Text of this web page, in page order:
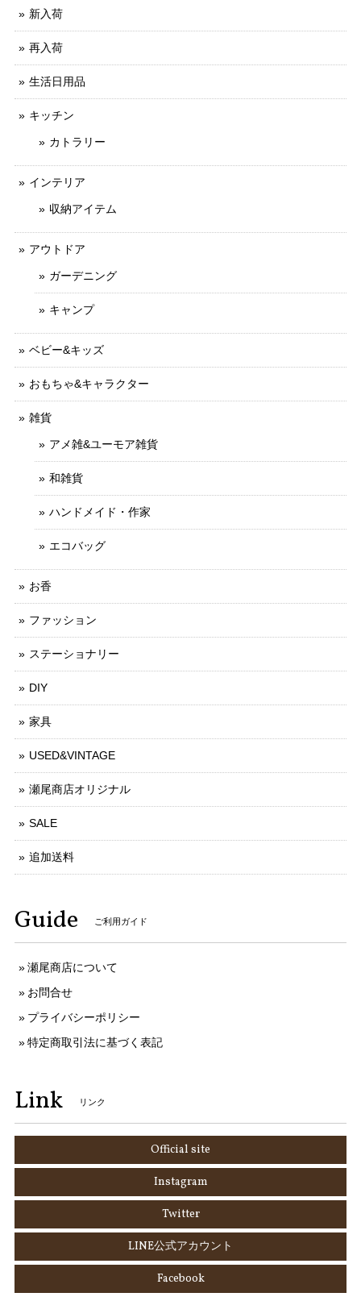
新入荷
再入荷
生活日用品
キッチン
カトラリー
インテリア
収納アイテム
アウトドア
ガーデニング
キャンプ
ベビー&キッズ
おもちゃ&キャラクター
雑貨
アメ雑&ユーモア雑貨
和雑貨
ハンドメイド・作家
エコバッグ
お香
ファッション
ステーショナリー
DIY
家具
USED&VINTAGE
瀬尾商店オリジナル
SALE
追加送料
Guide ご利用ガイド
瀬尾商店について
お問合せ
プライバシーポリシー
特定商取引法に基づく表記
Link リンク
Official site
Instagram
Twitter
LINE公式アカウント
Facebook